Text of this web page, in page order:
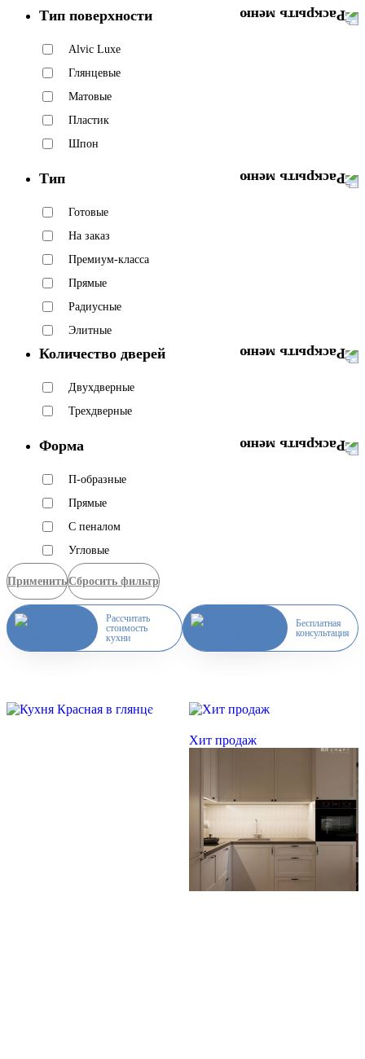
Тип поверхности
Alvic Luxe
Глянцевые
Матовые
Пластик
Шпон
Тип
Готовые
На заказ
Премиум-класса
Прямые
Радиусные
Элитные
Количество дверей
Двухдверные
Трехдверные
Форма
П-образные
Прямые
С пеналом
Угловые
ПрименитьСбросить фильтр
Рассчитать
стоимость
кухни
Бесплатная
консультация
Хит продаж